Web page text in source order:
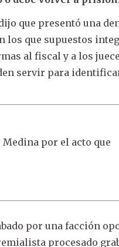
que presentó una
los que supuestos
al fiscal y a los
servir para
Medina por el acto que
por una facción
procesado